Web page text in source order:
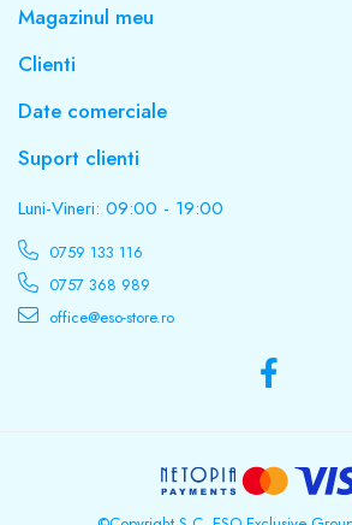
Magazinul meu
Clienti
Date comerciale
Suport clienti
Luni-Vineri: 09:00 - 19:00
0759 133 116
0757 368 989
office@eso-store.ro